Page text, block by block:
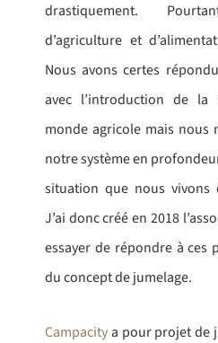
drastiquement.
d’agriculture et
Nous avons certes
avec l’introduction de la
monde agricole mais nous
notre système en
situation que nous vivons
J’ai donc créé en 2018
essayer de répondre à ces
du concept de jumelage.
Campacity a pour projet de